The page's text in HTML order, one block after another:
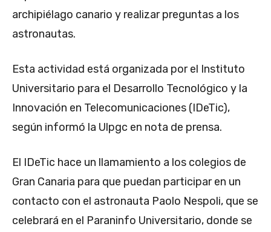
archipiélago canario y realizar preguntas a los
astronautas.
Esta actividad está organizada por el Instituto
Universitario para el Desarrollo Tecnológico y la
Innovación en Telecomunicaciones (IDeTic),
según informó la Ulpgc en nota de prensa.
El IDeTic hace un llamamiento a los colegios de
Gran Canaria para que puedan participar en un
contacto con el astronauta Paolo Nespoli, que se
celebrará en el Paraninfo Universitario, donde se